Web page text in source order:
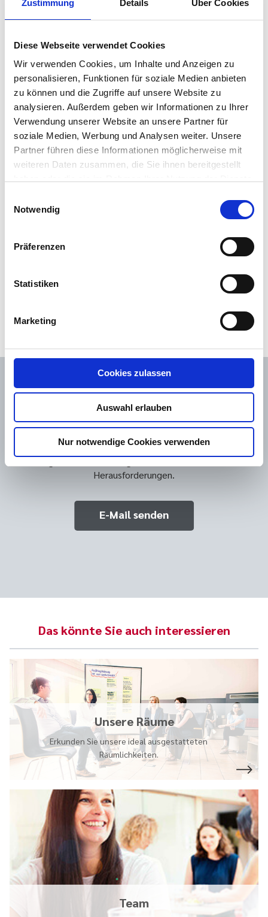
Zustimmung Details Über Cookies
Diese Webseite verwendet Cookies
Wir verwenden Cookies, um Inhalte und Anzeigen zu
personalisieren, Funktionen für soziale Medien anbieten
zu können und die Zugriffe auf unsere Website zu
analysieren. Außerdem geben wir Informationen zu Ihrer
Verwendung unserer Website an unsere Partner für
soziale Medien, Werbung und Analysen weiter. Unsere
Partner führen diese Informationen möglicherweise mit
weiteren Daten zusammen, die Sie ihnen bereitgestellt
Cookies, wenn Sie unsere Webseite weiterhin nutzen.
Notwendig
Präferenzen
Statistiken
Marketing
Cookies zulassen
Auswahl erlauben
Nur notwendige Cookies verwenden
individuell von der Beratungskompetenz aus
branchenübergreifender Praxis- und Projekterfahrung von
Consensa.
Grundsätzlich empfehlen wir eine Trainingsdauer zwischen
einem und drei Tagen, abhängig von Thema und Ihren
speziellen Anforderungen.
Inhouse Trainings können virtuell, in Ihrem Hause oder
alternativ in unseren Seminarräumen in Hamburg amSankt
Pauli Fischmarktstattfinden.
Sprechen Sie uns an, wir erstellen Ihnen gerne ein
maßgeschneidertes Angebot für Ihre individuellen
Interessiert?
Sprechen Sie uns an, wir erstellen Ihnen gerne ein
Herausforderungen.
E-Mail senden
Das könnte Sie auch interessieren
Unsere Räume
Erkunden Sie unsere ideal ausgestatteten
Räumlichkeiten.
Team